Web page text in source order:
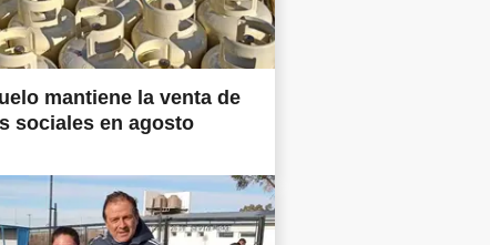
mantiene la venta de
sociales en agosto